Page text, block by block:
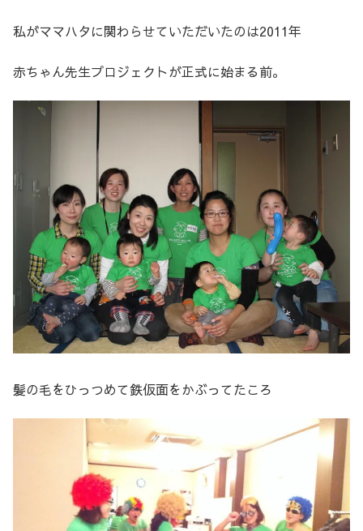
私がママハタに関わらせていただいたのは2011年
赤ちゃん先生プロジェクトが正式に始まる前。
髪の毛をひっつめて鉄仮面をかぶってたころ